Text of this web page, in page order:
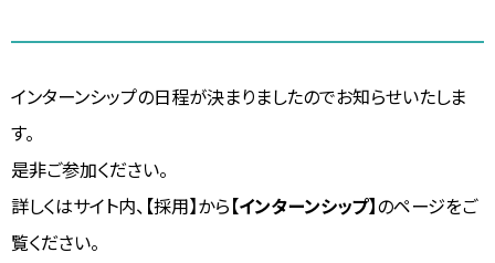
インターンシップの日程が決まりましたのでお知らせいたしま
す。
是非ご参加ください。
詳しくはサイト内、【採用】から【インターンシップ】のページをご
覧ください。